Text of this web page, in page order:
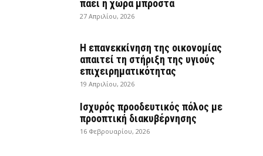
πάει η χώρα μπροστά
27 Απριλίου, 2026
Η επανεκκίνηση της οικονομίας
απαιτεί τη στήριξη της υγιούς
επιχειρηματικότητας
19 Απριλίου, 2026
Ισχυρός προοδευτικός πόλος με
προοπτική διακυβέρνησης
16 Φεβρουαρίου, 2026